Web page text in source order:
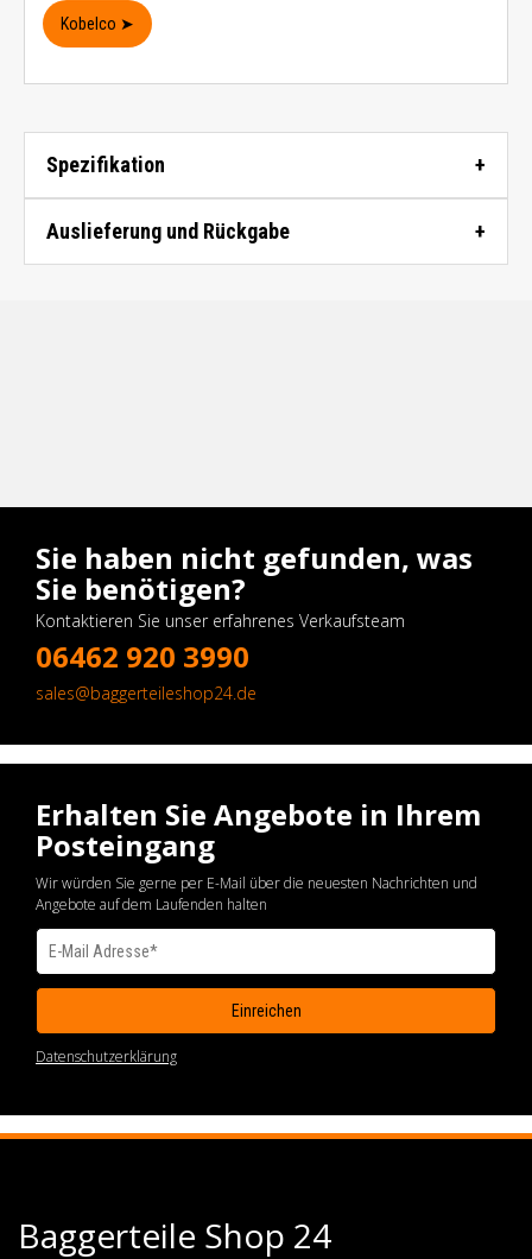
Kobelco ➤
Spezifikation
Auslieferung und Rückgabe
Sie haben nicht gefunden, was
Sie benötigen?
Kontaktieren Sie unser erfahrenes Verkaufsteam
06462 920 3990
sales@baggerteileshop24.de
Erhalten Sie Angebote in Ihrem
Posteingang
Wir würden Sie gerne per E-Mail über die neuesten Nachrichten und
Angebote auf dem Laufenden halten
Datenschutzerklärung
Baggerteile Shop 24